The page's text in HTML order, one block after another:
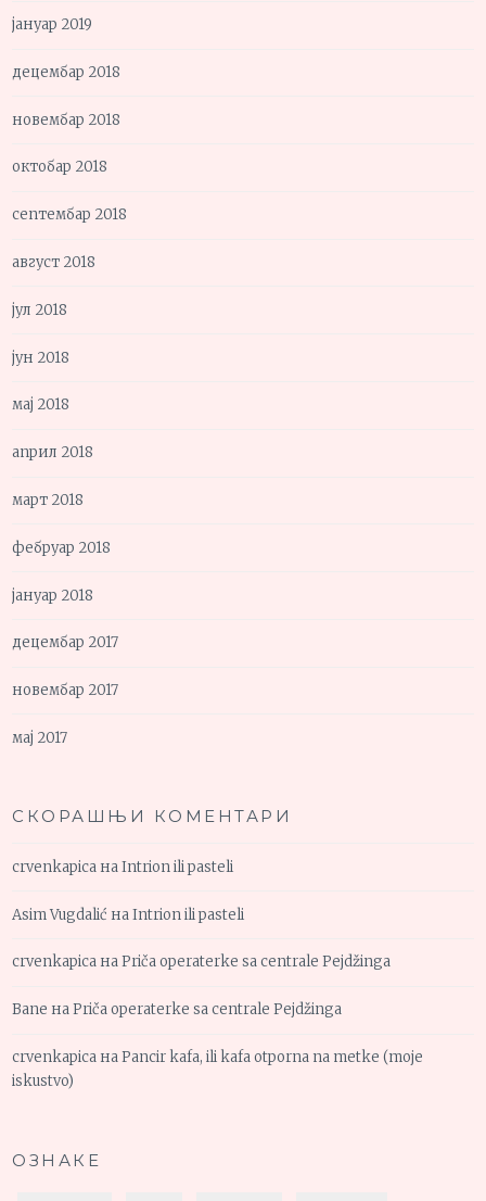
јануар 2019
децембар 2018
новембар 2018
октобар 2018
септембар 2018
август 2018
јул 2018
јун 2018
мај 2018
април 2018
март 2018
фебруар 2018
јануар 2018
децембар 2017
новембар 2017
мај 2017
СКОРАШЊИ КОМЕНТАРИ
crvenkapica наIntrion ili pasteli
Asim Vugdalić наIntrion ili pasteli
crvenkapica наPriča operaterke sa centrale Pejdžinga
Bane наPriča operaterke sa centrale Pejdžinga
crvenkapica наPancir kafa, ili kafa otporna na metke (moje
iskustvo)
ОЗНАКЕ